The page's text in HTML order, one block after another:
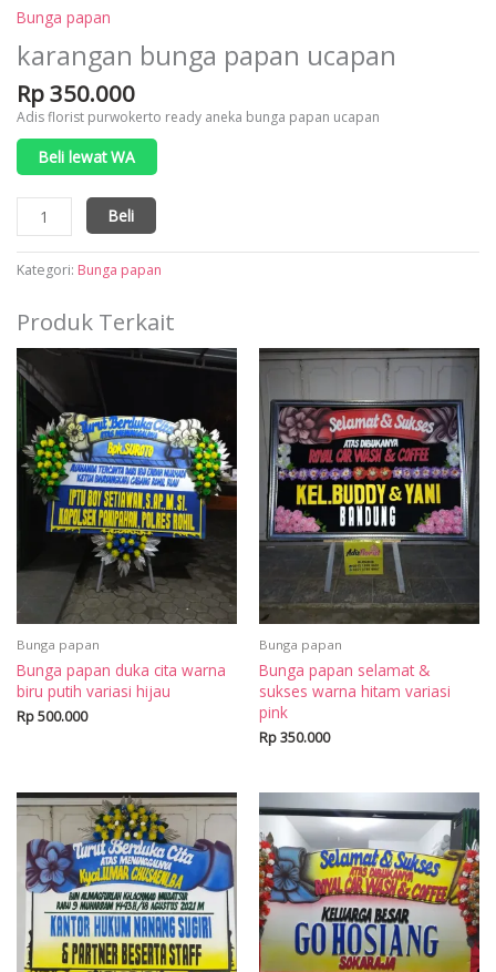
Bunga papan
karangan bunga papan ucapan
Rp350.000
Adis florist purwokerto ready aneka bunga papan ucapan
Beli lewat WA
Kuantitas
karangan
bunga
papan
Beli
Kategori: Bunga papan
Produk Terkait
Bunga papan
Bunga papan duka cita warna
biru putih variasi hijau
Rp500.000
Bunga papan
Bunga papan selamat &
sukses warna hitam variasi
pink
Rp350.000